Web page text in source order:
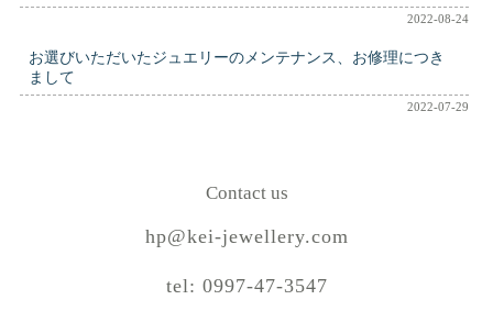
2022-08-24
お選びいただいたジュエリーのメンテナンス、お修理につき
まして
2022-07-29
Contact us
hp@kei-jewellery.com
tel: 0997-47-3547